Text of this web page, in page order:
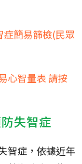
症簡易篩檢(民眾
心智量表 請按
失智症
智症，依據近年